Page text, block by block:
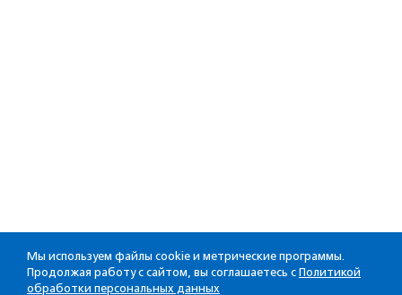
Мы используем файлы cookie и метрические программы.
Продолжая работу с сайтом, вы соглашаетесь с Политикой
обработки персональных данных